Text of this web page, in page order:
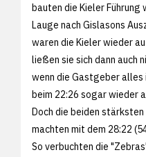
bauten die Kieler Führung
Lauge nach Gislasons
waren die Kieler wieder
ließen sie sich dann auch
wenn die Gastgeber alles
beim 22:26 sogar wieder
Doch die beiden stärksten
machten mit dem 28:22
So verbuchten die